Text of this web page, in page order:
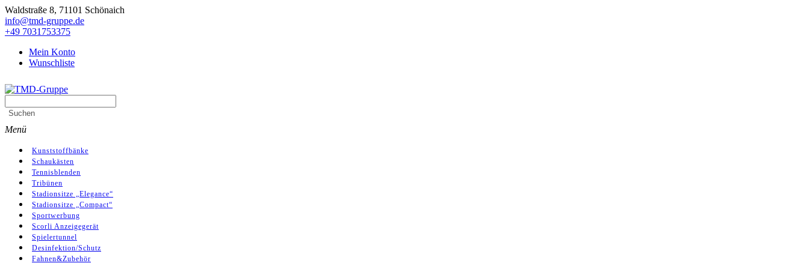
Skip
to
content
Waldstraße 8, 71101 Schönaich
info@tmd-gruppe.de
+49 7031753375
Mein Konto
Wunschliste
TMD-Gruppe
for:
Suchen
Primary
Menü
Kunststoffbänke
Schaukästen
Tennisblenden
Tribünen
Stadionsitze „Elegance“
Stadionsitze „Compact“
Sportwerbung
Scorli Anzeigegerät
Spielertunnel
Desinfektion/Schutz
Fahnen&Zubehör